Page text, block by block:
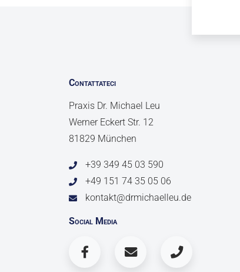
Contattateci
Praxis Dr. Michael Leu
Werner Eckert Str. 12
81829 München
+39 349 45 03 590
+49 151 74 35 05 06
kontakt@drmichaelleu.de
Social Media